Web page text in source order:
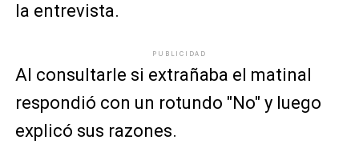
la entrevista.
PUBLICIDAD
Al consultarle si extrañaba el matinal
respondió con un rotundo "No" y luego
explicó sus razones.